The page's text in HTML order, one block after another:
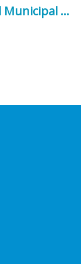
Procès-Verbal du Conseil Municipal du 20 mars 2026